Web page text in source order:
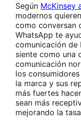
Según McKinsey
modernos
como conversan
WhatsApp te
comunicación de
siente como una
comunicación
los
la marca y sus
más fuertes
sean más
mejorando la